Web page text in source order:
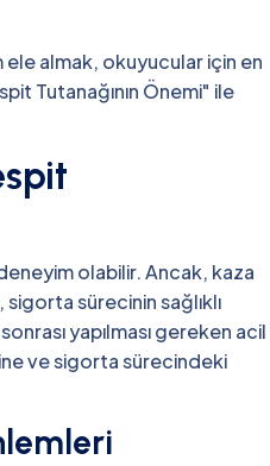
ele almak, okuyucular için en
Tutanağının Önemi" ile
olabilir. Ancak, kaza
sürecinin sağlıklı
yapılması gereken acil
ve sigorta sürecindeki